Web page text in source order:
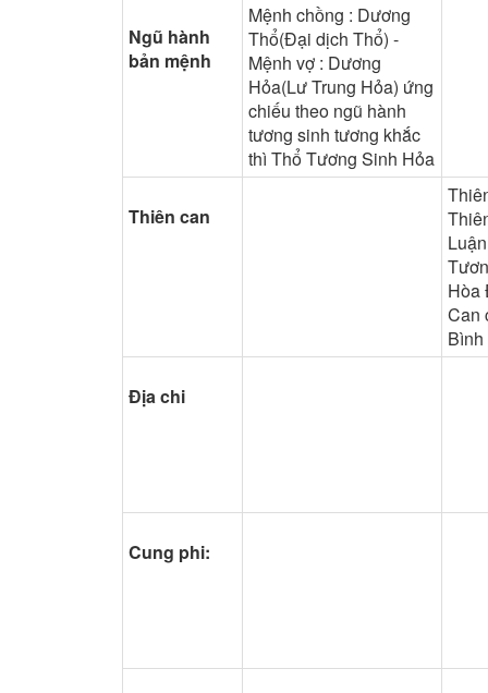
Ngũ hành
bản mệnh
Mệnh chồng : Dương
Thổ(Đại dịch Thổ) -
Mệnh vợ : Dương
Hỏa(Lư Trung Hỏa) ứng
chiếu theo ngũ hành
tương sinh tương khắc
thì Thổ Tương Sinh Hỏa
Thiên can
Hòa
Can
Địa chi
Cung phi: